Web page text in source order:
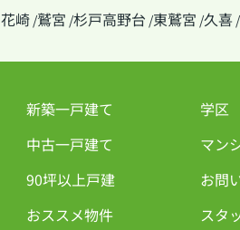
花崎 /鷲宮 /杉戸高野台 /東鷲宮 /久喜 /
新築一戸建て
中古一戸建て
90坪以上戸建
おススメ物件
学区
マン
お問
スタ